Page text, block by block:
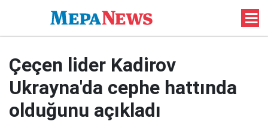
Çeçen lider Kadirov
Ukrayna'da cephe hattında
olduğunu açıkladı